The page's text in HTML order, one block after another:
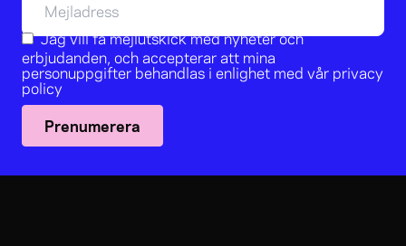
Jag vill få mejlutskick med nyheter och
erbjudanden, och accepterar att mina
personuppgifter behandlas i enlighet med vår privacy
policy
Prenumerera